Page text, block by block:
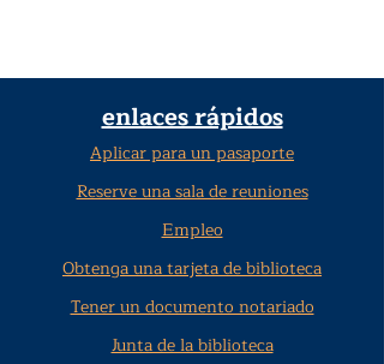
enlaces rápidos
Aplicar para un pasaporte
Reserve una sala de reuniones
Empleo
Obtenga una tarjeta de biblioteca
Tener un documento notariado
Junta de la biblioteca